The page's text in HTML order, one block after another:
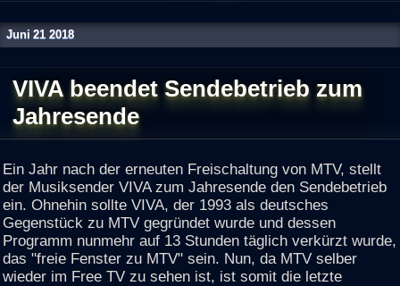
Juni 21 2018
VIVA beendet Sendebetrieb zum
Jahresende
Ein Jahr nach der erneuten Freischaltung von MTV, stellt
der Musiksender VIVA zum Jahresende den Sendebetrieb
ein. Ohnehin sollte VIVA, der 1993 als deutsches
Gegenstück zu MTV gegründet wurde und dessen
Programm nunmehr auf 13 Stunden täglich verkürzt wurde,
das "freie Fenster zu MTV" sein. Nun, da MTV selber
wieder im Free TV zu sehen ist, ist somit die letzte